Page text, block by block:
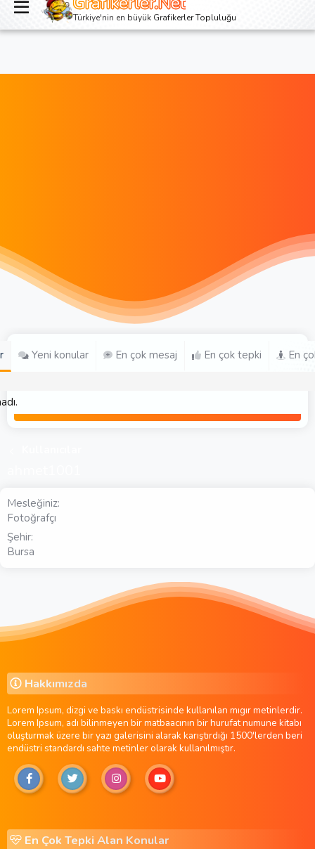
Giriş yap Kayıt ol
Türkiye'nin en büyük Grafikerler Topluluğu
Yeni konular En çok mesaj En çok tepki En
Mesleğiniz
Fotoğrafçı
Şehir
Bursa
Hakkımızda
Lorem Ipsum, dizgi ve baskı endüstrisinde kullanılan mıgır metinlerdir.
Lorem Ipsum, adı bilinmeyen bir matbaacının bir hurufat numune kitabı
oluşturmak üzere bir yazı galerisini alarak karıştırdığı 1500'lerden beri
endüstri standardı sahte metinler olarak kullanılmıştır.
En Çok Tepki Alan Konular